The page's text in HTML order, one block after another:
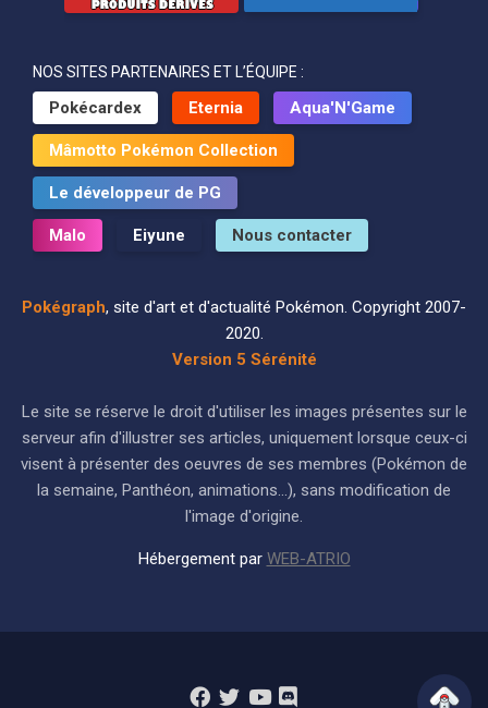
NOS SITES PARTENAIRES ET L’ÉQUIPE :
Pokécardex Eternia Aqua'N'Game
Mâmotto Pokémon Collection
Le développeur de PG
Malo Eiyune Nous contacter
Pokégraph, site d'art et d'actualité Pokémon. Copyright 2007-
2020.
Version 5 Sérénité
Le site se réserve le droit d'utiliser les images présentes sur le
serveur afin d'illustrer ses articles, uniquement lorsque ceux-ci
visent à présenter des oeuvres de ses membres (Pokémon de
la semaine, Panthéon, animations...), sans modification de
l'image d'origine.
Hébergement par WEB-ATRIO